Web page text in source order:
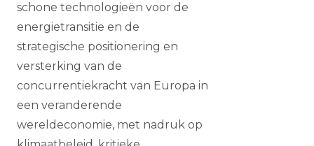
schone technologieën voor de
energietransitie en de
strategische positionering en
versterking van de
concurrentiekracht van Europa in
een veranderende
wereldeconomie, met nadruk op